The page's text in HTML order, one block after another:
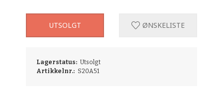
UTSOLGT ØNSKELISTE
Lagerstatus: Utsolgt
Artikkelnr.: S20A51